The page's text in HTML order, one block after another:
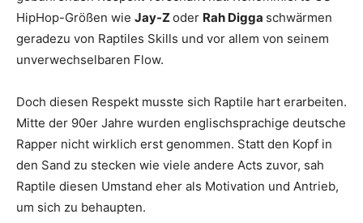
HipHop-Größen wie Jay-Zoder Rah Digga schwärmen
geradezu von Raptiles Skills und vor allem von seinem
unverwechselbaren Flow.
Doch diesen Respekt musste sich Raptile hart erarbeiten.
Mitte der 90er Jahre wurden englischsprachige deutsche
Rapper nicht wirklich erst genommen. Statt den Kopf in
den Sand zu stecken wie viele andere Acts zuvor, sah
Raptile diesen Umstand eher als Motivation und Antrieb,
um sich zu behaupten.